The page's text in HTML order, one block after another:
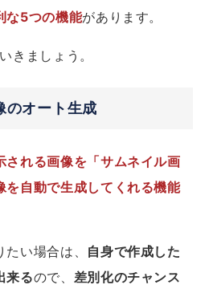
な5つの機能があります。
きましょう。
オート生成
される画像を「サムネイル画
を自動で生成してくれる機能
い場合は、 自身で作成した
来るので、 差別化のチャンス